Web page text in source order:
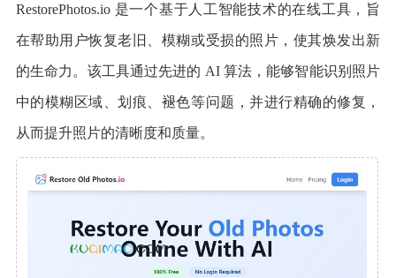
RestorePhotos.io 是一个基于人工智能技术的在线工具，旨
在帮助用户恢复老旧、模糊或受损的照片，使其焕发出新
的生命力。该工具通过先进的 AI 算法，能够智能识别照片
中的模糊区域、划痕、褪色等问题，并进行精确的修复，
从而提升照片的清晰度和质量。